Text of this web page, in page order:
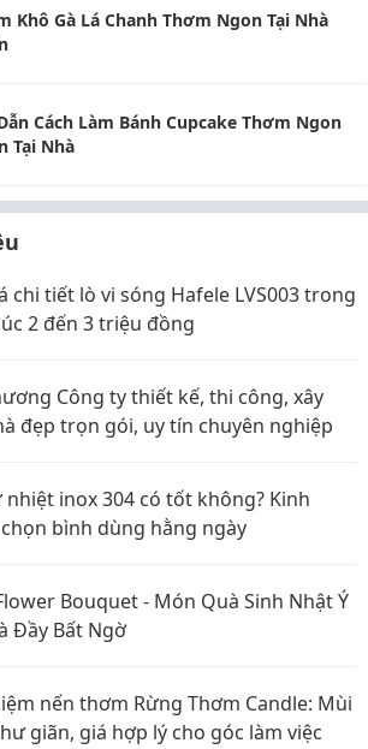
Khô Gà Lá Chanh Thơm Ngon Tại Nhà
Cách Làm Bánh Cupcake Thơm Ngon
Tại Nhà
chi tiết lò vi sóng Hafele LVS003 trong
2 đến 3 triệu đồng
Công ty thiết kế, thi công, xây
đẹp trọn gói, uy tín chuyên nghiệp
nhiệt inox 304 có tốt không? Kinh
bình dùng hằng ngày
Bouquet - Món Quà Sinh Nhật Ý
Đầy Bất Ngờ
nến thơm Rừng Thơm Candle: Mùi
giãn, giá hợp lý cho góc làm việc